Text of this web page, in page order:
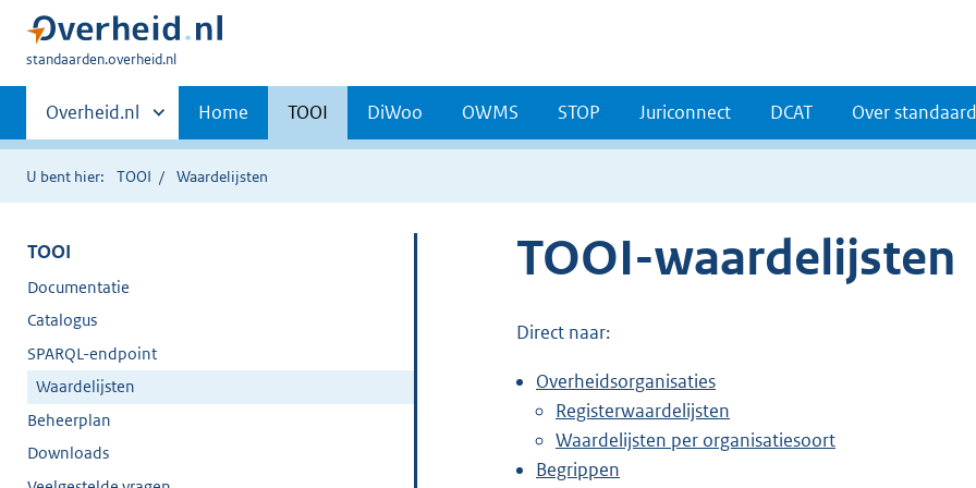
U
hier:
standaarden.overheid.nl
Primaire
navigatie
Andere
sites
binnen
Overheid.nl Home TOOI DiWoo OWMS STOP Juriconnect DCAT Over
U bent hier: TOOI Waardelijsten
TOOI
Documentatie
Catalogus
SPARQL-endpoint
Waardelijsten
Beheerplan
Downloads
TOOI-waardelijsten
Direct naar:
Overheidsorganisaties
Registerwaardelijsten
Waardelijsten per organisatiesoort
Begrippen